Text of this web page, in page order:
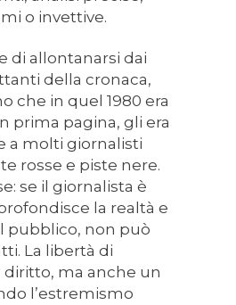
o invettive.
di allontanarsi dai
della cronaca,
che in quel 1980 era
prima pagina, gli era
a molti giornalisti
rosse e piste nere.
se il giornalista è
la realtà e
pubblico, non può
La libertà di
ma anche un
l’estremismo